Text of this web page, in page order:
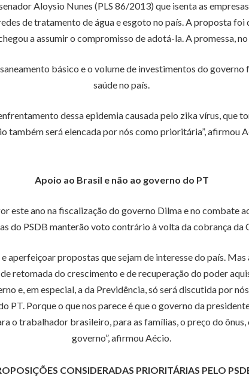
Aloysio Nunes (PLS 86/2013) que isenta as
de tratamento de água e esgoto no país. A proposta
a assumir o compromisso de adotá-la. A promessa,
básico e o volume de investimentos do
saúde no país.
dessa epidemia causada pelo zika vírus, que
também será elencada por nós como prioritária”, afirmou
Apoio ao Brasil e não ao governo do PT
este ano na fiscalização do governo Dilma e no combate
do PSDB manterão voto contrário à volta da cobrança da
propostas que sejam de interesse do país.
retomada do crescimento e de recuperação do poder
e, em especial, a da Previdência, só será discutida por
PT. Porque o que nos parece é que o governo da
o trabalhador brasileiro, para as famílias, o preço do
governo”, afirmou Aécio.
CONSIDERADAS PRIORITÁRIAS PELO